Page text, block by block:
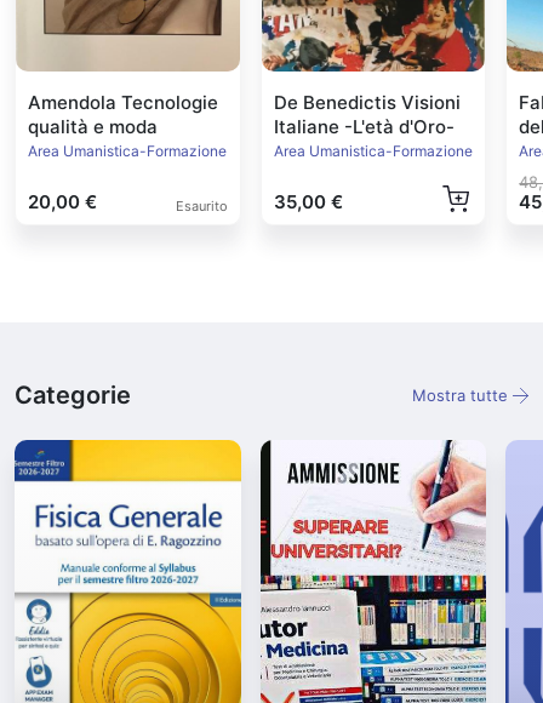
Amendola Tecnologie
qualità e moda
Area Umanistica-Formazione
20,00 € Esaurito
De Benedictis Visioni
Italiane -L'età d'Oro-
Area Umanistica-Formazione
35,00 €
Categorie Mostra tutte